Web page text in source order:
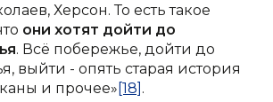
Херсон. То есть такое
они хотят дойти до
. Всё побережье, дойти до
выйти - опять старая история
и прочее» [18] .